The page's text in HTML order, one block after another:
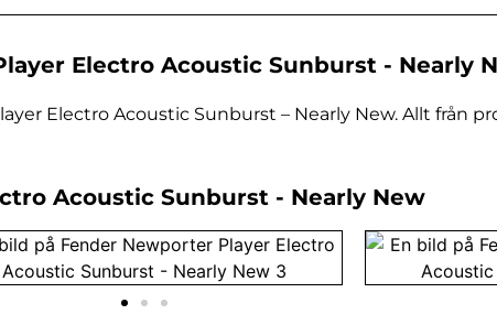
Electro Acoustic Sunburst - Nearly
Electro Acoustic Sunburst – Nearly New. Allt från
Acoustic Sunburst - Nearly New